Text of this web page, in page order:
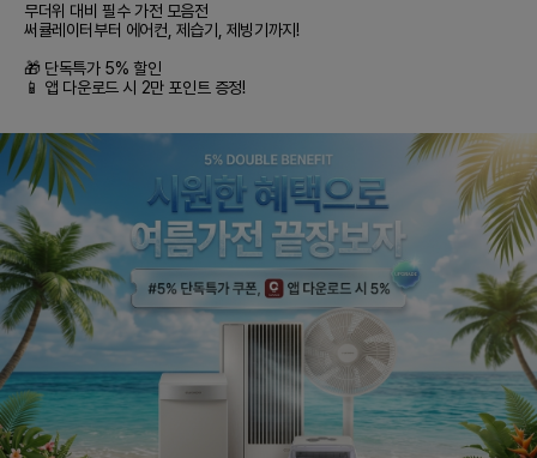
무더위 대비 필수 가전 모음전
써큘레이터부터 에어컨, 제습기, 제빙기까지!
🎁 단독특가 5% 할인
📱 앱 다운로드 시 2만 포인트 증정!